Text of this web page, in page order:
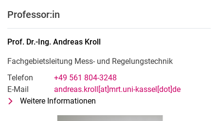
Professor:in
Prof. Dr.-Ing. Andreas Kroll
Fachgebietsleitung Mess- und Regelungstechnik
Telefon
+49 561 804-3248
E-Mail
andreas.kroll[at]mrt.uni-kassel[dot]de
Weitere Informationen